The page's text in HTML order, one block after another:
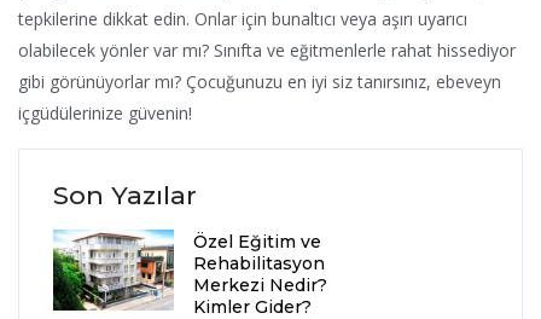
tepkilerine dikkat edin. Onlar için bunaltıcı veya aşırı uyarıcı
olabilecek yönler var mı? Sınıfta ve eğitmenlerle rahat hissediyor
gibi görünüyorlar mı? Çocuğunuzu en iyi siz tanırsınız, ebeveyn
içgüdülerinize güvenin!
Son Yazılar
Özel Eğitim ve
Rehabilitasyon
Merkezi Nedir?
Kimler Gider?